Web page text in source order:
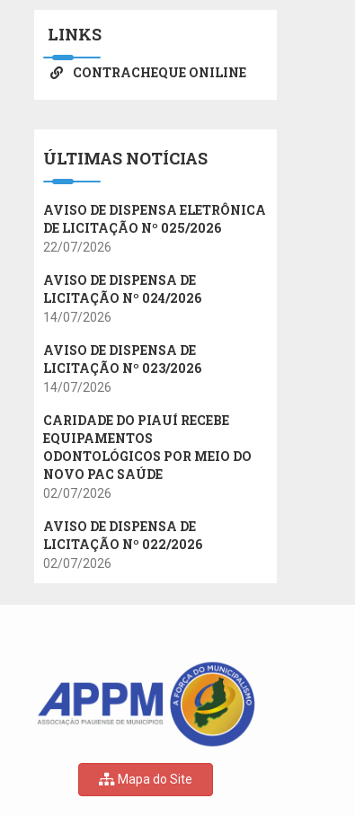
LINKS
CONTRACHEQUE ONILINE
ÚLTIMAS NOTÍCIAS
AVISO DE DISPENSA ELETRÔNICA
DE LICITAÇÃO Nº 025/2026
22/07/2026
AVISO DE DISPENSA DE
LICITAÇÃO Nº 024/2026
14/07/2026
AVISO DE DISPENSA DE
LICITAÇÃO Nº 023/2026
14/07/2026
CARIDADE DO PIAUÍ RECEBE
EQUIPAMENTOS
ODONTOLÓGICOS POR MEIO DO
NOVO PAC SAÚDE
02/07/2026
AVISO DE DISPENSA DE
LICITAÇÃO Nº 022/2026
02/07/2026
Mapa do Site